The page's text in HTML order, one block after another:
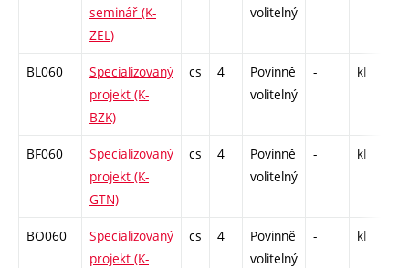
seminář (K-
ZEL)
volitelný
BL060
Specializovaný
projekt (K-
BZK)
cs 4
Povinně
volitelný
- kl
BF060
Specializovaný
projekt (K-
GTN)
cs 4
Povinně
volitelný
- kl
BO060
Specializovaný
projekt (K-
cs 4
Povinně
volitelný
- kl